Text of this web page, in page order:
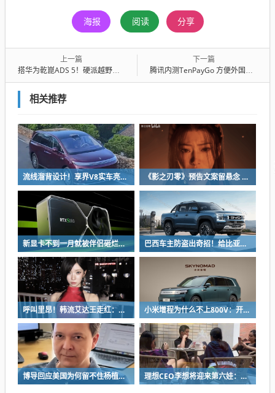
海报 阅读 分享
上一篇
搭华为乾崑ADS 5！硬派越野东风猛士M817上市：29.99万起
下一篇
腾讯内测TenPayGo 方便外国人来华消费付款
相关推荐
流线溜背设计！享界V8实车亮相：增程版最大续航339km 《影之刃零》预告文案留悬念 玩家：要反向跳票
新显卡不到一月就被伴侣砸烂：小哥哀叹如此脆弱 巴西车主防盗出奇招！给比亚迪鲨鱼皮卡零件“打疫苗” 失窃率大降93%
呼叫里昂！韩流艾达王走红：魅感十足 粉丝直接喊妈妈 小米增程为什么不上800V：开发时间和成本考虑
博导回应美国为何留不住杨植麟：他毅然拒绝苹果 选择回国创业 理想CEO李想将迎来第六娃：曾称不担心子女争遗产